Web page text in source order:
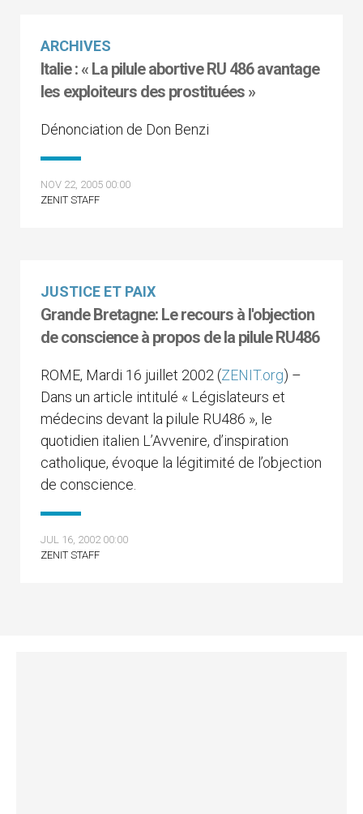
ARCHIVES
Italie : « La pilule abortive RU 486 avantage
les exploiteurs des prostituées »
Dénonciation de Don Benzi
NOV 22, 2005 00:00
ZENIT STAFF
JUSTICE ET PAIX
Grande Bretagne: Le recours à l'objection
de conscience à propos de la pilule RU486
ROME, Mardi 16 juillet 2002 (ZENIT.org) –
Dans un article intitulé « Législateurs et
médecins devant la pilule RU486 », le
quotidien italien L’Avvenire, d’inspiration
catholique, évoque la légitimité de l’objection
de conscience.
JUL 16, 2002 00:00
ZENIT STAFF